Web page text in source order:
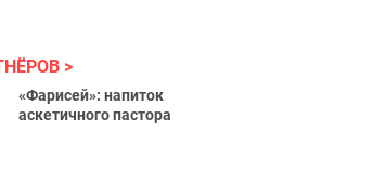
«Фарисей»: напиток
аскетичного пастора